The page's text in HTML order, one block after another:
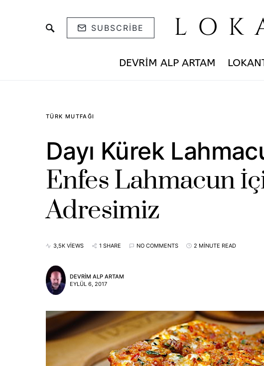
SUBSCRIBE
DEVRIM ALP ARTAM
TÜRK MUTFAĞI
Dayı Kürek
Enfes Lahmacun
Adresimiz
3,5K VIEWS 1 SHARE NO COMMENTS 2 MINUTE READ
DEVRIM ALP ARTAM
EYLÜL 6, 2017